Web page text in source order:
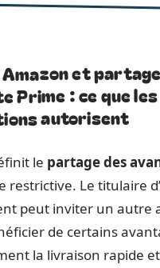
et
Prime : ce que les
autorisent
le partage des
restrictive. Le titulaire
peut inviter un autre
de certains
la livraison rapide